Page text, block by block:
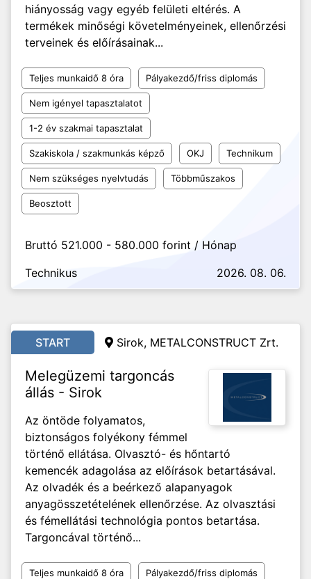
hiányosság vagy egyéb felületi eltérés. A
termékek minőségi követelményeinek, ellenőrzési
terveinek és előírásainak...
Teljes munkaidő 8 óra Pályakezdő/friss diplomás
Nem igényel tapasztalatot
1-2 év szakmai tapasztalat
Szakiskola / szakmunkás képző OKJ Technikum
Nem szükséges nyelvtudás Többműszakos
Beosztott
Bruttó 521.000 - 580.000 forint / Hónap
Technikus
2026. 08. 06.
START Sirok, METALCONSTRUCT Zrt.
Melegüzemi targoncás
állás - Sirok
Az öntöde folyamatos,
biztonságos folyékony fémmel
történő ellátása. Olvasztó- és hőntartó
kemencék adagolása az előírások betartásával.
Az olvadék és a beérkező alapanyagok
anyagösszetételének ellenőrzése. Az olvasztási
és fémellátási technológia pontos betartása.
Targoncával történő...
Teljes munkaidő 8 óra Pályakezdő/friss diplomás